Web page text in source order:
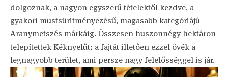
dolgoznak, a nagyon egyszerű tételektől kezdve, a
gyakori mustsüritményezésű, magasabb kategóriájú
Aranymetszés márkáig. Összesen huszonnégy hektáron
telepítettek Kéknyelűt; a fajtát illetően ezzel övék a
legnagyobb terület, ami persze nagy felelősséggel is jár.